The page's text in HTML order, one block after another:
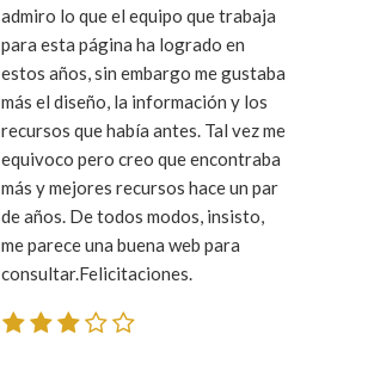
admiro lo que el equipo que trabaja
para esta página ha logrado en
estos años, sin embargo me gustaba
más el diseño, la información y los
recursos que había antes. Tal vez me
equivoco pero creo que encontraba
más y mejores recursos hace un par
de años. De todos modos, insisto,
me parece una buena web para
consultar.Felicitaciones.